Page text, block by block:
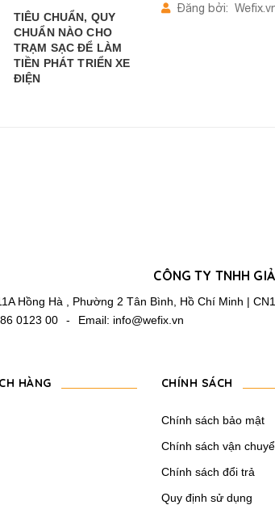
Đăng bởi:
TIÊU CHUẨN, QUY
CHUẨN NÀO CHO
TRẠM SẠC ĐỂ LÀM
TIỀN PHÁT TRIỂN XE
ĐIỆN
CÔNG TY TNHH
Hồng Hà , Phường 2 Tân Bình, Hồ Chí Minh |
0123 00 - Email: info@wefix.vn
HÀNG CHÍNH SÁCH
Chính sách bảo mật
Chính sách vận
Chính sách đổi trả
Quy định sử dụng